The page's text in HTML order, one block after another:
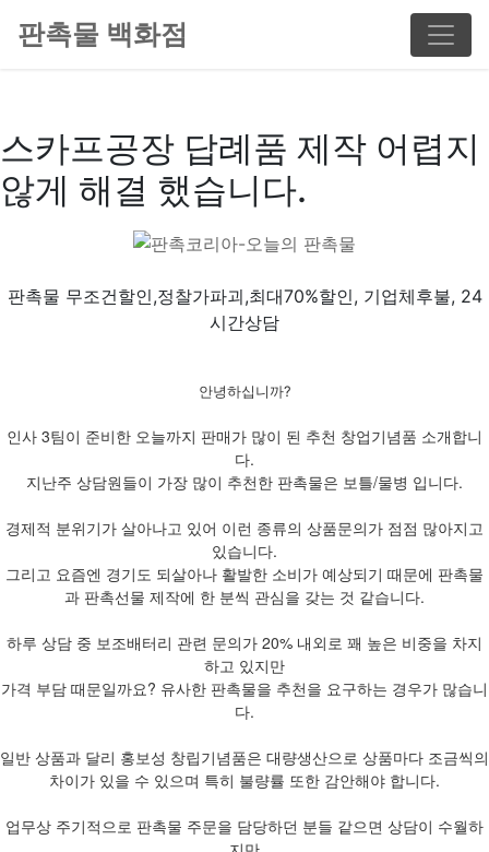
판촉물 백화점
스카프공장 답례품 제작 어렵지
않게 해결 했습니다.
판촉물 무조건할인,정찰가파괴,최대70%할인, 기업체후불, 24
시간상담
안녕하십니까?
인사 3팀이 준비한 오늘까지 판매가 많이 된 추천 창업기념품 소개합니
다.
지난주 상담원들이 가장 많이 추천한 판촉물은 보틀/물병 입니다.
경제적 분위기가 살아나고 있어 이런 종류의 상품문의가 점점 많아지고
있습니다.
그리고 요즘엔 경기도 되살아나 활발한 소비가 예상되기 때문에 판촉물
과 판촉선물 제작에 한 분씩 관심을 갖는 것 같습니다.
하루 상담 중 보조배터리 관련 문의가 20% 내외로 꽤 높은 비중을 차지
하고 있지만
가격 부담 때문일까요? 유사한 판촉물을 추천을 요구하는 경우가 많습니
다.
일반 상품과 달리 홍보성 창립기념품은 대량생산으로 상품마다 조금씩의
차이가 있을 수 있으며 특히 불량률 또한 감안해야 합니다.
업무상 주기적으로 판촉물 주문을 담당하던 분들 같으면 상담이 수월하